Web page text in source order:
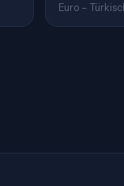
Euro –